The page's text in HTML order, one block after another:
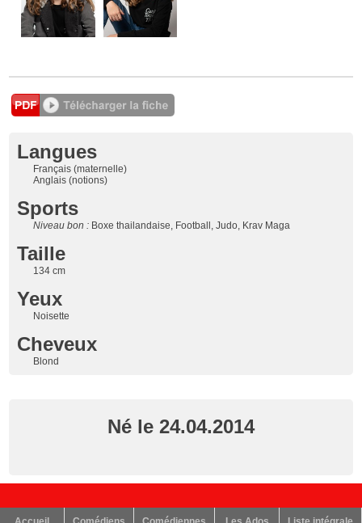
Langues
Français (maternelle)
Anglais (notions)
Sports
Niveau bon : Boxe thailandaise, Football, Judo, Krav Maga
Taille
134 cm
Yeux
Noisette
Cheveux
Blond
Né le 24.04.2014